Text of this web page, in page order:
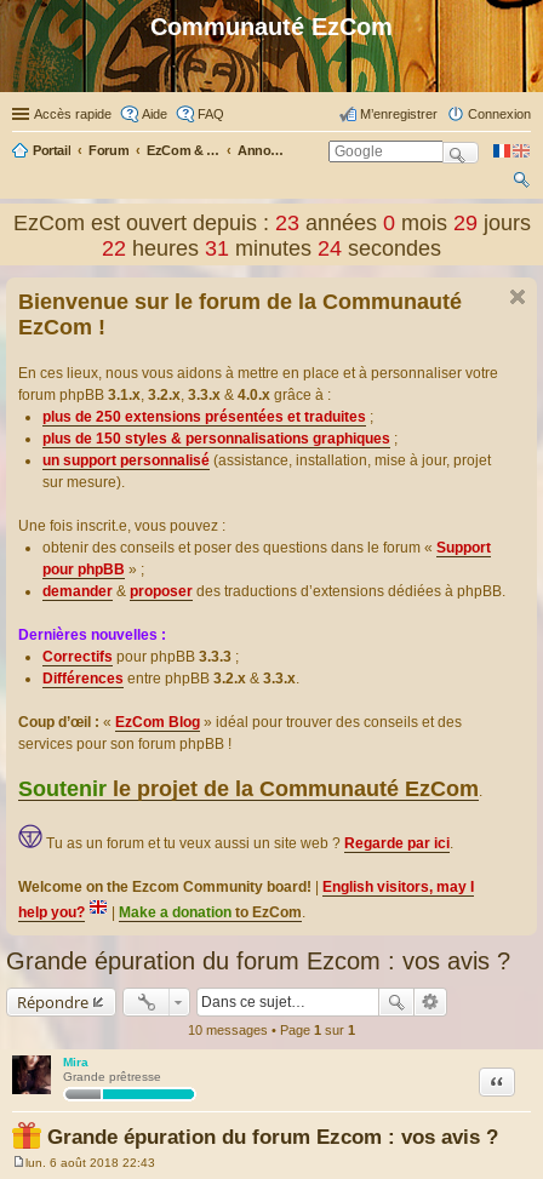
Communauté EzCom
Accès rapide Aide FAQ Connexion
M’enregistrer
Portail Forum EzCom & ses membres Annonces & informations
ch
er
EzCom est ouvert depuis : 23 années0 mois29 jours
22 heures 31 minutes 24 secondes
Bienvenue sur le forum de la Communauté
EzCom !
En ces lieux, nous vous aidons à mettre en place et à personnaliser votre
forum phpBB 3.1.x, 3.2.x, 3.3.x & 4.0.x grâce à :
plus de 250 extensions présentées et traduites ;
plus de 150 styles & personnalisations graphiques ;
un support personnalisé (assistance, installation, mise à jour, projet
sur mesure).
Une fois inscrit.e, vous pouvez :
obtenir des conseils et poser des questions dans le forum « Support
pour phpBB » ;
demander & proposer des traductions d’extensions dédiées à phpBB.
Dernières nouvelles :
Correctifs pour phpBB 3.3.3 ;
Différences entre phpBB 3.2.x & 3.3.x.
Coup d’œil : « EzCom Blog » idéal pour trouver des conseils et des
services pour son forum phpBB !
Soutenir le projet de la Communauté EzCom.
Tu as un forum et tu veux aussi un site web ? Regarde par ici.
Welcome on the Ezcom Community board!
English visitors, may I
help you?
Make a donation to EzCom.
Grande épuration du forum Ezcom : vos avis ?
Répondre
10 messages • Page 1 sur 1
Mira
Grande prêtresse
Grande épuration du forum Ezcom : vos avis ?
Citation
lun. 6 août 2018 22:43